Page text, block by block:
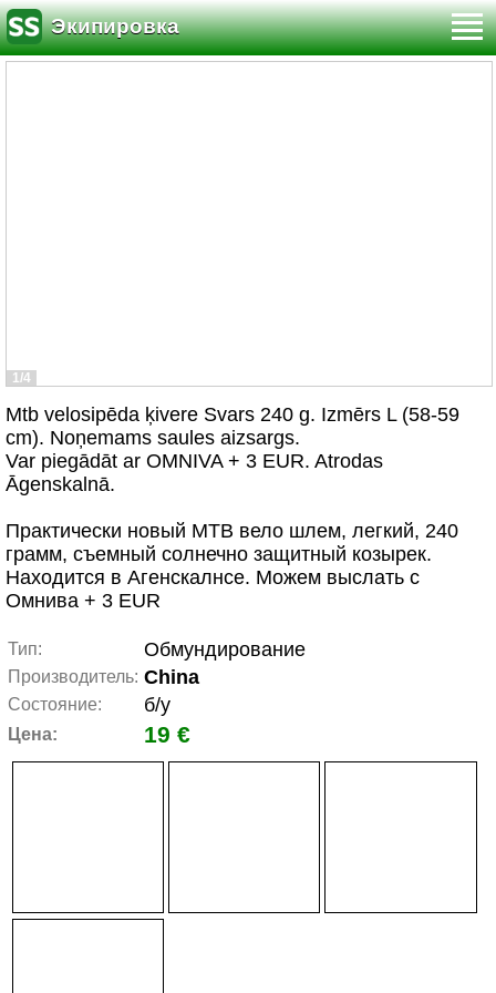
Экипировка
1/4
Mtb velosipēda ķivere Svars 240 g. Izmērs L (58-59
cm). Noņemams saules aizsargs.
Var piegādāt ar OMNIVA + 3 EUR. Atrodas
Āgenskalnā.
Практически новый МТВ вело шлем, легкий, 240
грамм, съемный солнечно защитный козырек.
Находится в Агенскалнсе. Можем выслать с
Омнива + 3 EUR
Тип: Обмундирование
Производитель: China
Состояние: б/у
Цена: 19 €